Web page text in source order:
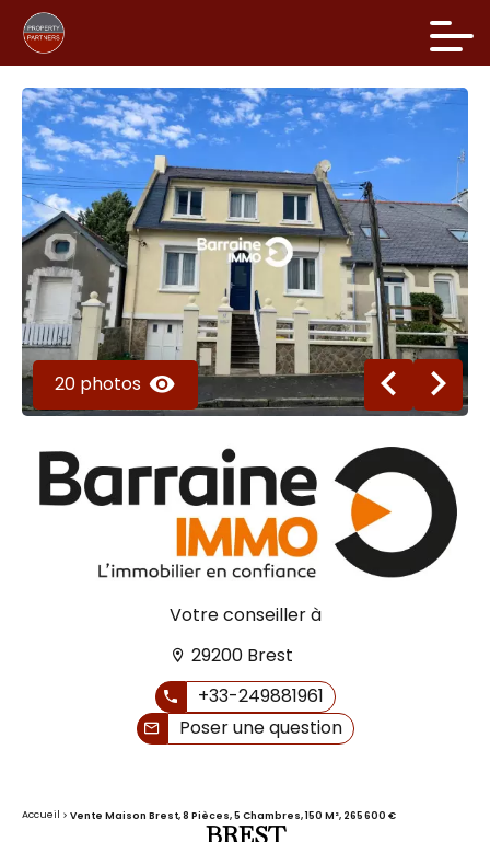
20 photos
Votre conseiller à
29200 Brest
+33-249881961
Poser une question
Accueil Vente Maison Brest, 8 Pièces, 5 Chambres, 150 M², 265 600 €
BREST